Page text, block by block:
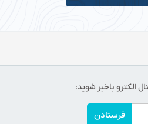
الکترو باخبر شوید:
فرستادن